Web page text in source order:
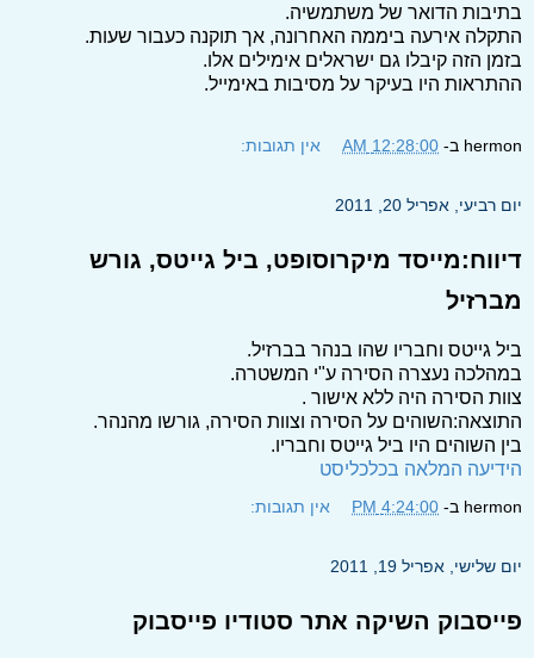
בתיבות הדואר של משתמשיה.
התקלה אירעה ביממה האחרונה, אך תוקנה כעבור שעות.
בזמן הזה קיבלו גם ישראלים אימילים אלו.
ההתראות היו בעיקר על מסיבות באימייל.
hermon ב- 12:28:00 AM אין תגובות:
יום רביעי, אפריל 20, 2011
דיווח:מייסד מיקרוסופט, ביל גייטס, גורש
מברזיל
ביל גייטס וחבריו שהו בנהר בברזיל.
במהלכה נעצרה הסירה ע"י המשטרה.
צוות הסירה היה ללא אישור .
התוצאה:השוהים על הסירה וצוות הסירה, גורשו מהנהר.
בין השוהים היו ביל גייטס וחבריו.
הידיעה המלאה בכלכליסט
hermon ב- 4:24:00 PM אין תגובות:
יום שלישי, אפריל 19, 2011
פייסבוק השיקה אתר סטודיו פייסבוק